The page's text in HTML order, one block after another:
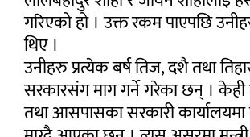
गरिएको हो । उक्त रकम पाएपछि
थिए ।
उनीहरु प्रत्येक बर्ष तिज, दशै तथा
सरकारसंग माग गर्ने गरेका छन् । केही
तथा आसपासका सरकारी